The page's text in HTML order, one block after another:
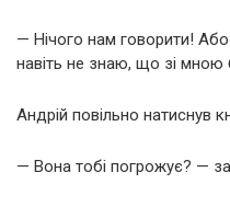
— Нічого нам говорити!
навіть не знаю, що зі мною
Андрій повільно натиснув
— Вона тобі погрожує? —